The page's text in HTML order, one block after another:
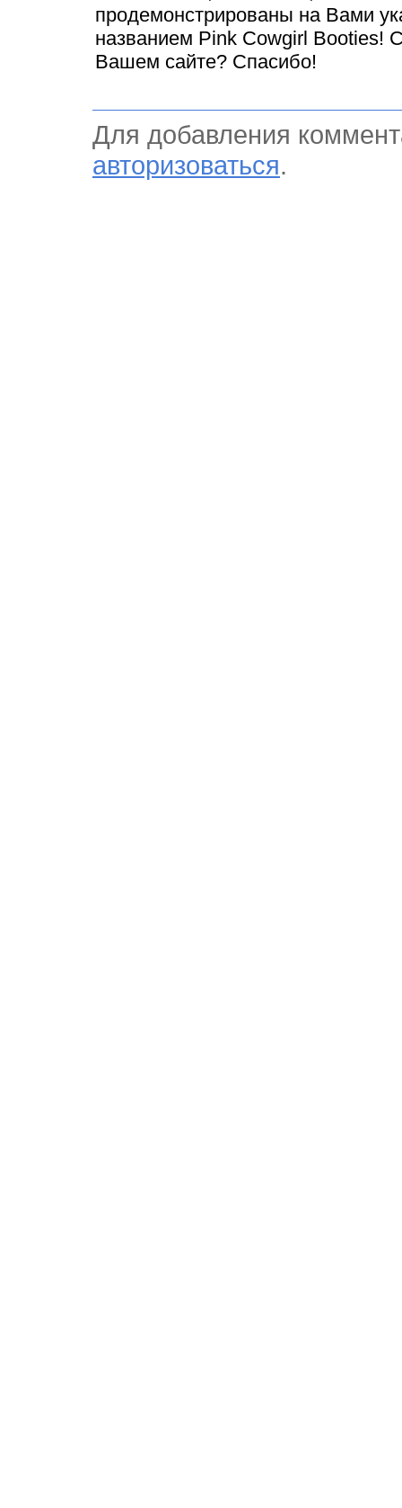
продемонстрированы на Вами
названием Pink Cowgirl Booties!
Вашем сайте? Спасибо!
Для добавления
авторизоваться.